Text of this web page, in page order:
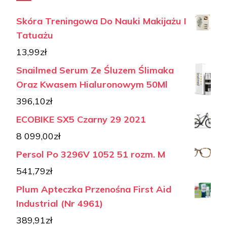
Skóra Treningowa Do Nauki Makijażu I
Tatuażu
13,99zł
Snailmed Serum Ze Śluzem Ślimaka
Oraz Kwasem Hialuronowym 50Ml
396,10zł
ECOBIKE SX5 Czarny 29 2021
8 099,00zł
Persol Po 3296V 1052 51 rozm. M
541,79zł
Plum Apteczka Przenośna First Aid
Industrial (Nr 4961)
389,91zł